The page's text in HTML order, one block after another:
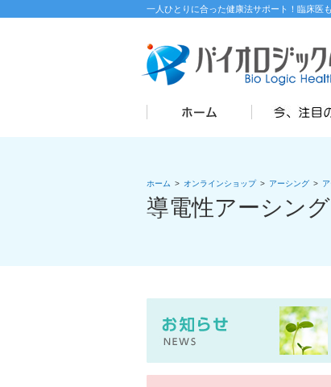
一人ひとりに合った健康法サポート！臨床医
ホーム > オンラインショップ > アーシング >
導電性アーシン